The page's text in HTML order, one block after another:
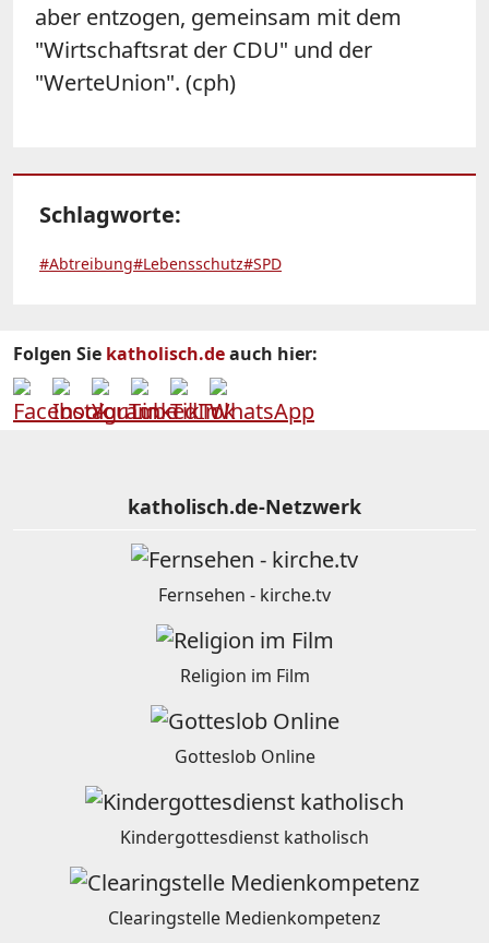
aber entzogen, gemeinsam mit dem
"Wirtschaftsrat der CDU" und der
"WerteUnion". (cph)
Schlagworte:
#Abtreibung#Lebensschutz#SPD
Folgen Sie katholisch.deauch hier:
katholisch.de-Netzwerk
Fernsehen - kirche.tv
Religion im Film
Gotteslob Online
Kindergottesdienst katholisch
Clearingstelle Medienkompetenz